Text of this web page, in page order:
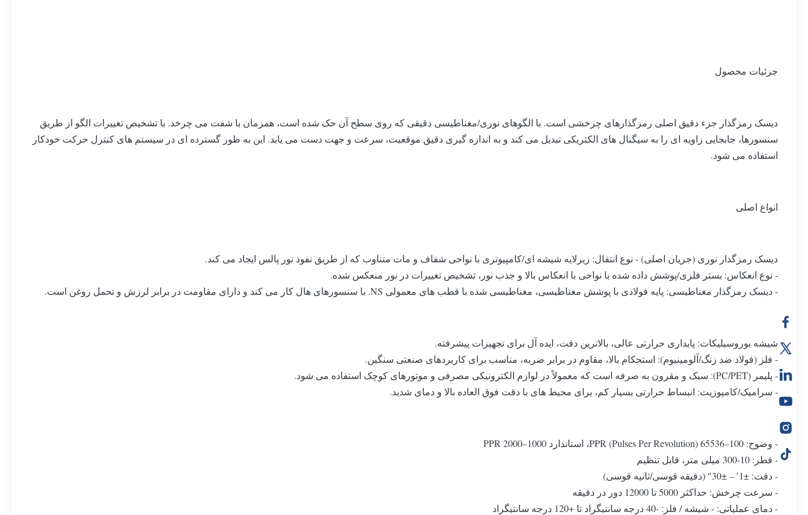
جزئیات محصول
دیسک رمزگذار جزء دقیق اصلی رمزگذارهای چرخشی است. با الگوهای نوری/مغناطیسی دقیقی که روی سطح آن حک شده است، همزمان با شفت می چرخد. با تشخیص تغییرات الگو از طریق
سنسورها، جابجایی زاویه ای را به سیگنال های الکتریکی تبدیل می کند و به اندازه گیری دقیق موقعیت، سرعت و جهت دست می یابد. این به طور گسترده ای در سیستم های کنترل حرکت خودکار
استفاده می شود.
انواع اصلی
دیسک رمزگذار نوری (جریان اصلی) - نوع انتقال: زیرلایه شیشه ای/کامپیوتری با نواحی شفاف و مات متناوب که از طریق نفوذ نور پالس ایجاد می کند.
- نوع انعکاس: بستر فلزی/پوشش داده شده با نواحی با انعکاس بالا و جذب نور، تشخیص تغییرات در نور منعکس شده.
- دیسک رمزگذار مغناطیسی: پایه فولادی با پوشش مغناطیسی، مغناطیسی شده با قطب های معمولی NS. با سنسورهای هال کار می کند و دارای مقاومت در برابر لرزش و تحمل روغن است.
شیشه بوروسیلیکات: پایداری حرارتی عالی، بالاترین دقت، ایده آل برای تجهیزات پیشرفته.
- فلز (فولاد ضد زنگ/آلومینیوم): استحکام بالا، مقاوم در برابر ضربه، مناسب برای کاربردهای صنعتی سنگین.
- پلیمر (PC/PET): سبک و مقرون به صرفه است که معمولاً در لوازم الکترونیکی مصرفی و موتورهای کوچک استفاده می شود.
- سرامیک/کامپوزیت: انبساط حرارتی بسیار کم، برای محیط های با دقت فوق العاده بالا و دمای شدید.
- وضوح: 100–65536 PPR (Pulses Per Revolution)، استاندارد 1000–2000 PPR
- قطر: 10-300 میلی متر، قابل تنظیم
- دقت: ±1′ – ±30″ (دقیقه قوسی/ثانیه قوسی)
- سرعت چرخش: حداکثر 5000 تا 12000 دور در دقیقه
- دمای عملیاتی: - شیشه / فلز: -40 درجه سانتیگراد تا +120 درجه سانتیگراد